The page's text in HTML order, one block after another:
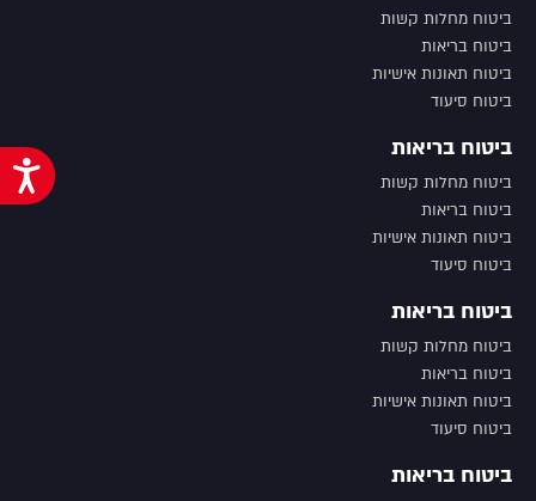
ביטוח מחלות קשות
ביטוח בריאות
ביטוח תאונות אישיות
ביטוח סיעוד
ביטוח בריאות
ביטוח מחלות קשות
ביטוח בריאות
ביטוח תאונות אישיות
ביטוח סיעוד
ביטוח בריאות
ביטוח מחלות קשות
ביטוח בריאות
ביטוח תאונות אישיות
ביטוח סיעוד
ביטוח בריאות